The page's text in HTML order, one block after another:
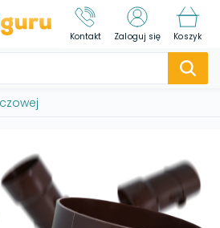
Kontakt Zaloguj się Koszyk